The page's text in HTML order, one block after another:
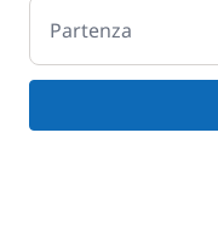
Partenza